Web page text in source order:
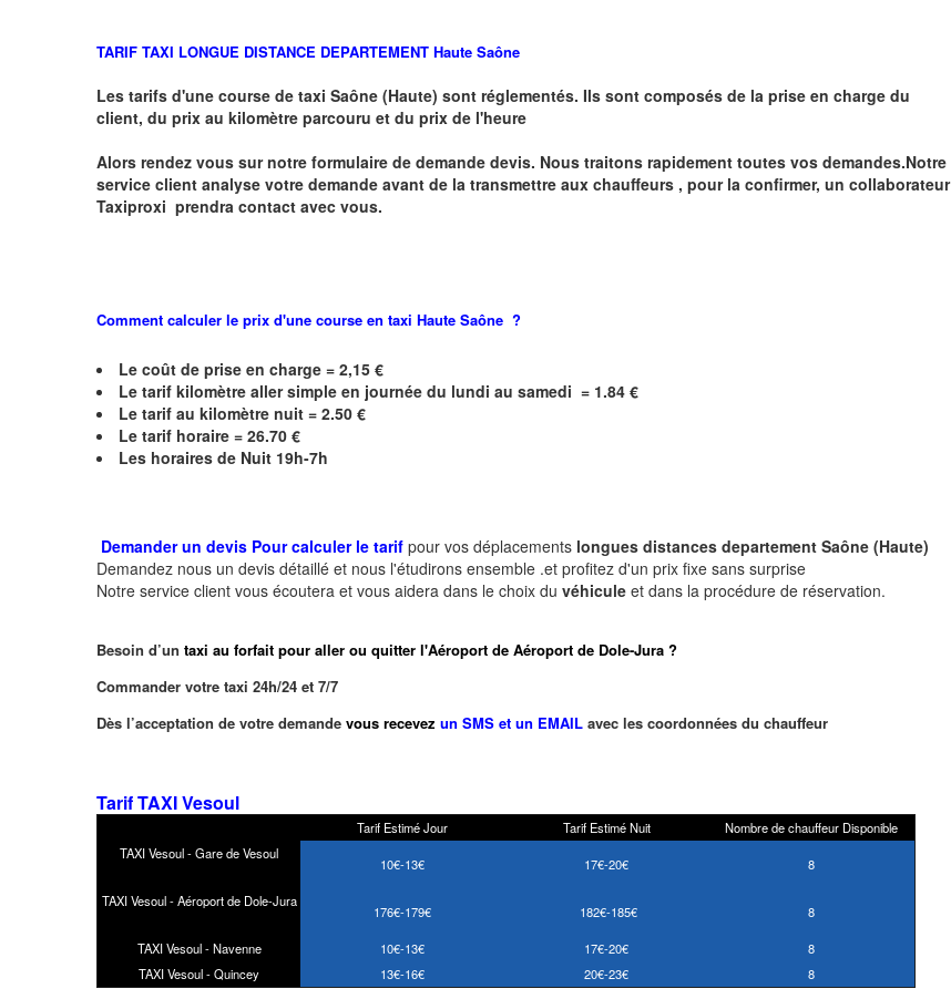
TARIF TAXI LONGUE DISTANCE DEPARTEMENT Haute Saône
Les tarifs d'une course de taxi Saône (Haute) sont réglementés. Ils sont composés de la prise en charge du
client, du prix au kilomètre parcouru et du prix de l'heure
Alors rendez vous sur notre formulaire de demande devis. Nous traitons rapidement toutes vos demandes.Notre
service client analyse votre demande avant de la transmettre aux chauffeurs , pour la confirmer, un collaborateur
Taxiproxi prendra contact avec vous.
Comment calculer le prix d'une course en taxi Haute Saône ?
Le coût de prise en charge = 2,15 €
Le tarif kilomètre aller simple en journée du lundi au samedi = 1.84 €
Le tarif au kilomètre nuit = 2.50 €
Le tarif horaire = 26.70 €
Les horaires de Nuit 19h-7h
Demander un devis Pour calculer le tarif pour vos déplacements longues distances departement Saône (Haute)
Demandez nous un devis détaillé et nous l'étudirons ensemble .et profitez d'un prix fixe sans surprise
Notre service client vous écoutera et vous aidera dans le choix du véhicule et dans la procédure de réservation.
Besoin d’un taxi au forfait pour aller ou quitter l'Aéroport de Aéroport de Dole-Jura ?
Commander votre taxi 24h/24 et 7/7
Dès l’acceptation de votre demande vous recevez un SMS et un EMAIL avec les coordonnées du chauffeur
Tarif TAXI Vesoul
Tarif Estimé Jour Tarif Estimé Nuit
Nombre de chauffeur Disponible
TAXI Vesoul - Gare de Vesoul
10€-13€ 17€-20€ 8
TAXI Vesoul - Aéroport de Dole-Jura
176€-179€ 182€-185€ 8
TAXI Vesoul - Navenne 10€-13€ 17€-20€
8
TAXI Vesoul - Quincey
13€-16€ 20€-23€ 8